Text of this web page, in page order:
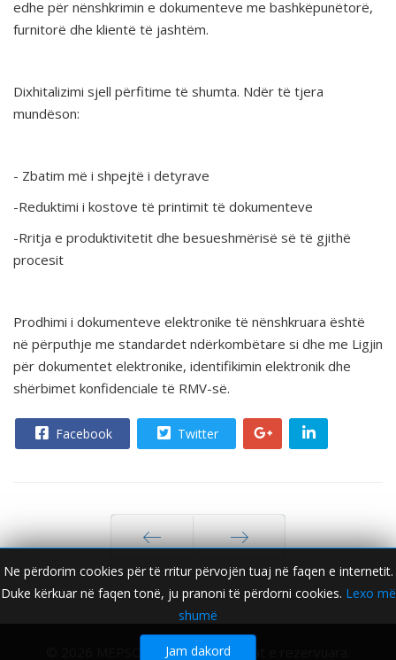
Ne përdorim cookies për të rritur përvojën tuaj në faqen e internetit.
Duke kërkuar në faqen tonë, ju pranoni të përdorni cookies. Lexo më
shumë
Jam dakord
edhe për nënshkrimin e dokumenteve me bashkëpunëtorë,
furnitorë dhe klientë të jashtëm.
Dixhitalizimi sjell përfitime të shumta. Ndër të tjera
mundëson:
- Zbatim më i shpejtë i detyrave
-Reduktimi i kostove të printimit të dokumenteve
-Rritja e produktivitetit dhe besueshmërisë së të gjithë
procesit
Prodhimi i dokumenteve elektronike të nënshkruara është
në përputhje me standardet ndërkombëtare si dhe me Ligjin
për dokumentet elektronike, identifikimin elektronik dhe
shërbimet konfidenciale të RMV-së.
Facebook Twitter
Para Tjetra
© 2026 MEPSO. Të gjitha të drejtat e rezervuara.